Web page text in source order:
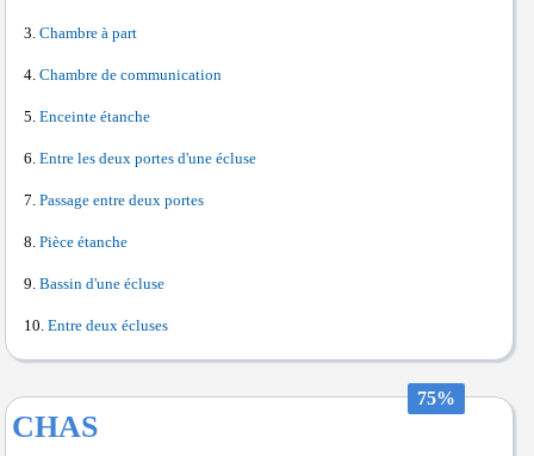
Chambre à part
Chambre de communication
Enceinte étanche
Entre les deux portes d'une écluse
Passage entre deux portes
Pièce étanche
Bassin d'une écluse
Entre deux écluses
75%
CHAS